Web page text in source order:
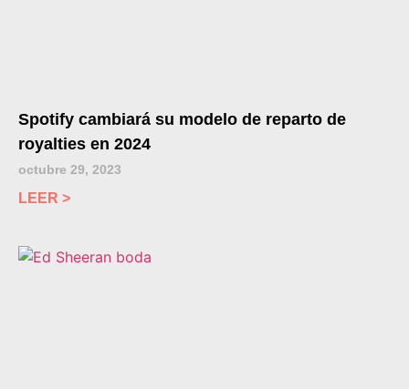
Spotify cambiará su modelo de reparto de
royalties en 2024
octubre 29, 2023
LEER >